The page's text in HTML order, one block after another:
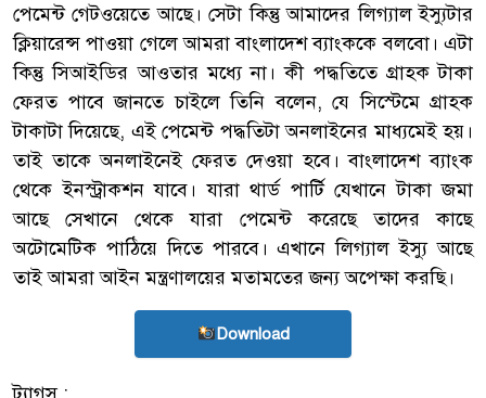
পেমেন্ট গেটওয়েতে আছে। সেটা কিন্তু আমাদের লিগ্যাল ইস্যুটার
ক্লিয়ারেন্স পাওয়া গেলে আমরা বাংলাদেশ ব্যাংককে বলবো। এটা
কিন্তু সিআইডির আওতার মধ্যে না। কী পদ্ধতিতে গ্রাহক টাকা
ফেরত পাবে জানতে চাইলে তিনি বলেন, যে সিস্টেমে গ্রাহক
টাকাটা দিয়েছে, এই পেমেন্ট পদ্ধতিটা অনলাইনের মাধ্যমেই হয়।
তাই তাকে অনলাইনেই ফেরত দেওয়া হবে। বাংলাদেশ ব্যাংক
থেকে ইনস্ট্রাকশন যাবে। যারা থার্ড পার্টি যেখানে টাকা জমা
আছে সেখানে থেকে যারা পেমেন্ট করেছে তাদের কাছে
অটোমেটিক পাঠিয়ে দিতে পারবে। এখানে লিগ্যাল ইস্যু আছে
তাই আমরা আইন মন্ত্রণালয়ের মতামতের জন্য অপেক্ষা করছি।
Download